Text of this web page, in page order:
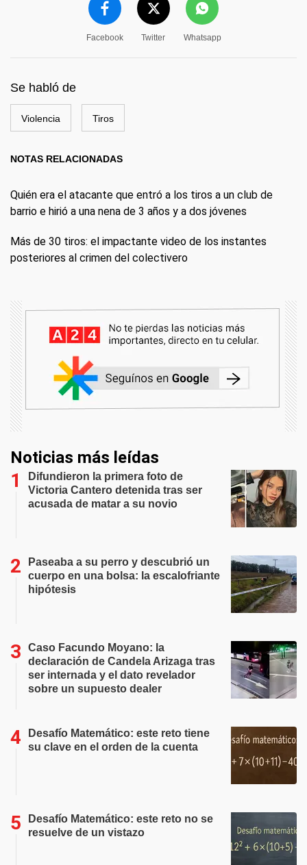
Facebook Twitter Whatsapp
Se habló de
Violencia Tiros
NOTAS RELACIONADAS
Quién era el atacante que entró a los tiros a un club de
barrio e hirió a una nena de 3 años y a dos jóvenes
Más de 30 tiros: el impactante video de los instantes
posteriores al crimen del colectivero
Noticias más leídas
Difundieron la primera foto de
Victoria Cantero detenida tras ser
acusada de matar a su novio
Paseaba a su perro y descubrió un
cuerpo en una bolsa: la escalofriante
hipótesis
Caso Facundo Moyano: la
declaración de Candela Arizaga tras
ser internada y el dato revelador
sobre un supuesto dealer
Desafío Matemático: este reto tiene
su clave en el orden de la cuenta
Desafío Matemático: este reto no se
resuelve de un vistazo